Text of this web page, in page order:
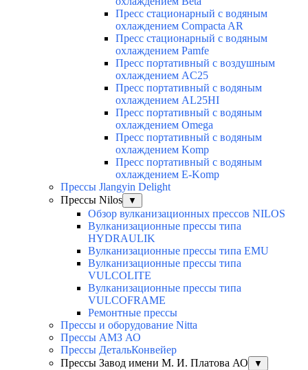
Пресс стационарный с водяным
охлаждением Compacta AR
Пресс стационарный с водяным
охлаждением Pamfe
Пресс портативный с воздушным
охлаждением AC25
Пресс портативный с водяным
охлаждением AL25HI
Пресс портативный с водяным
охлаждением Omega
Пресс портативный с водяным
охлаждением Komp
Пресс портативный с водяным
охлаждением E-Komp
Прессы Jlangyin Delight
Прессы Nilos
▼
Обзор вулканизационных прессов NILOS
Вулканизационные прессы типа
HYDRAULIK
Вулканизационные прессы типа EMU
Вулканизационные прессы типа
VULCOLITE
Вулканизационные прессы типа
VULCOFRAME
Ремонтные прессы
Прессы и оборудование Nitta
Прессы АМЗ АО
Прессы ДетальКонвейер
Прессы Завод имени М. И. Платова АО
▼